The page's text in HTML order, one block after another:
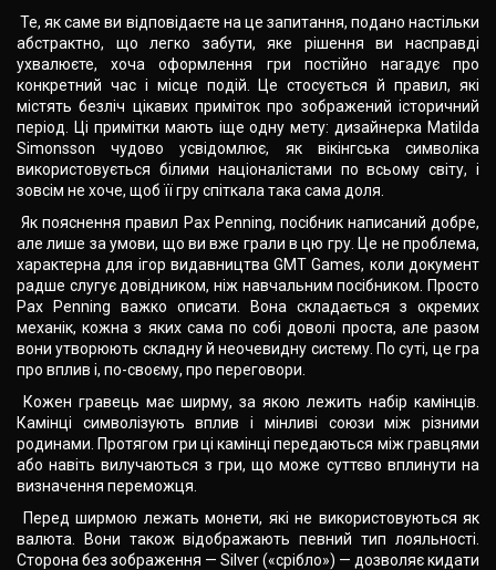
Те, як саме ви відповідаєте на це запитання, подано настільки
абстрактно, що легко забути, яке рішення ви насправді
ухвалюєте, хоча оформлення гри постійно нагадує про
конкретний час і місце подій. Це стосується й правил, які
містять безліч цікавих приміток про зображений історичний
період. Ці примітки мають іще одну мету: дизайнерка Matilda
Simonsson чудово усвідомлює, як вікінгська символіка
використовується білими націоналістами по всьому світу, і
зовсім не хоче, щоб її гру спіткала така сама доля.
Як пояснення правил Pax Penning, посібник написаний добре,
але лише за умови, що ви вже грали в цю гру. Це не проблема,
характерна для ігор видавництва GMT Games, коли документ
радше слугує довідником, ніж навчальним посібником. Просто
Pax Penning важко описати. Вона складається з окремих
механік, кожна з яких сама по собі доволі проста, але разом
вони утворюють складну й неочевидну систему. По суті, це гра
про вплив і, по-своєму, про переговори.
Кожен гравець має ширму, за якою лежить набір камінців.
Камінці символізують вплив і мінливі союзи між різними
родинами. Протягом гри ці камінці передаються між гравцями
або навіть вилучаються з гри, що може суттєво вплинути на
визначення переможця.
Перед ширмою лежать монети, які не використовуються як
валюта. Вони також відображають певний тип лояльності.
Сторона без зображення — Silver («срібло») — дозволяє кидати